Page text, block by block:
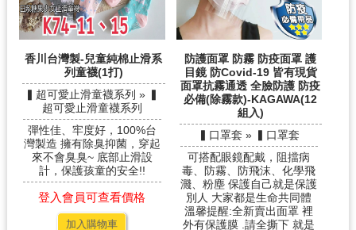
香川台灣製-兒童純棉止滑系
列童襪(1打)
▍超可愛止滑童襪系列 » ▍
超可愛止滑童襪系列
彈性佳、牢度好，100%台
灣製造 擁有除臭抑菌，穿起
來不會臭臭~ 底部止滑設
計，保護孩童的安全!!
登入會員可查看價格
加入購物車
防護面罩 防霧 防疫面罩 護
目鏡 防Covid-19 皆有現貨
面罩抗霧通透 全臉防護 防疫
必備(除霧款)-KAGAWA(12
組入)
▍口罩套 » ▍口罩套
可搭配眼鏡配戴，阻擋病
毒、防霧、防飛沫、化學飛
濺、粉塵 保護自己就是保護
別人 大家都是生命共同體
溫馨提醒:全新賣出面罩 裡
外有保護膜 .請全撕下 就是